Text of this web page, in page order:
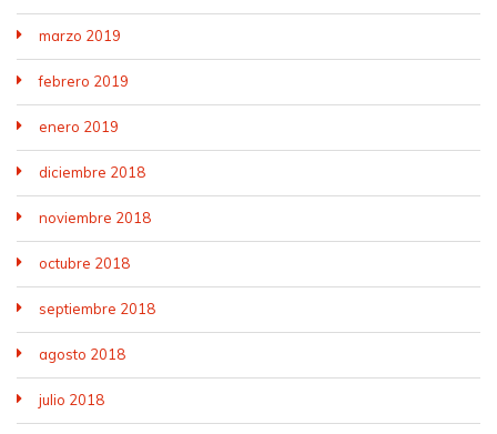
marzo 2019
febrero 2019
enero 2019
diciembre 2018
noviembre 2018
octubre 2018
septiembre 2018
agosto 2018
julio 2018